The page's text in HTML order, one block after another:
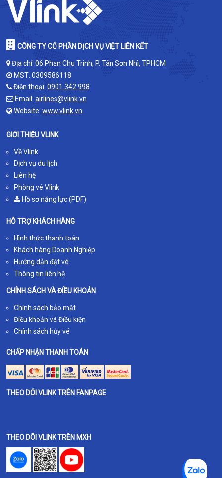
CÔNG TY CỔ PHẦN DỊCH VỤ VIỆT LIÊN KẾT
Địa chỉ: 06 Phan Chu Trinh, P. Tân Sơn Nhì, TPHCM
MST: 0309586118
Điện thoại:0901.342.998
Email:airlines@vlink.vn
Website:www.vlink.vn
GIỚI THIỆU VLINK
Về Vlink
Dịch vụ du lịch
Liên hệ
Phòng vé Vlink
Hồ sơ năng lực (PDF)
HỖ TRỢ KHÁCH HÀNG
Hình thức thanh toán
Khách hàng Doanh Nghiệp
Hướng dẫn đặt vé
Thông tin liên hệ
CHÍNH SÁCH VÀ ĐIỀU KHOẢN
Chính sách bảo mật
Điều khoản và Điều kiện
Chính sách hủy vé
CHẤP NHẬN THANH TOÁN
THEO DÕI VLINK TRÊN FANPAGE
THEO DÕI VLINK TRÊN MXH